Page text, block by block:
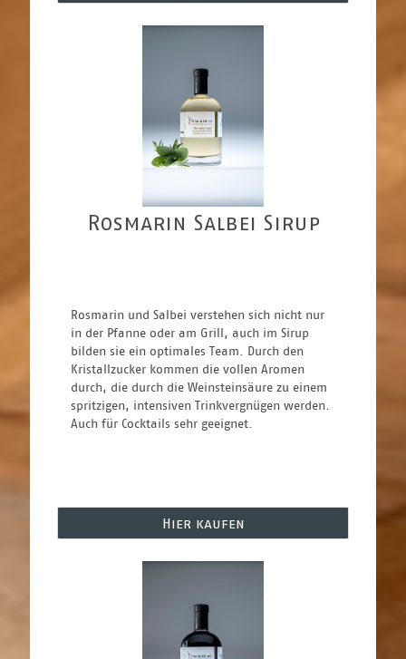
Rosmarin Salbei Sirup
Rosmarin und Salbei verstehen sich nicht nur
in der Pfanne oder am Grill, auch im Sirup
bilden sie ein optimales Team. Durch den
Kristallzucker kommen die vollen Aromen
durch, die durch die Weinsteinsäure zu einem
spritzigen, intensiven Trinkvergnügen werden.
Auch für Cocktails sehr geeignet.
Hier kaufen